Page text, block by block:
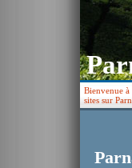
Bienvenue à
sites sur